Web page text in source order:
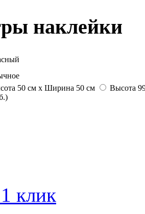
наклейки
50 см х Ширина 50 см
Высота
клик